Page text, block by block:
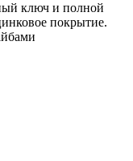
ключ и полной
покрытие.